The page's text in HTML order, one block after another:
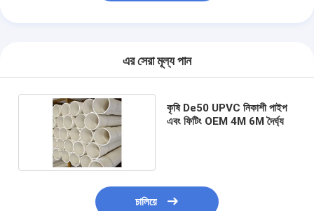
এর সেরা মূল্য পান
কৃষি De50 UPVC নিকাশী পাইপ
এবং ফিটিং OEM 4M 6M দৈর্ঘ্য
চালিয়ে